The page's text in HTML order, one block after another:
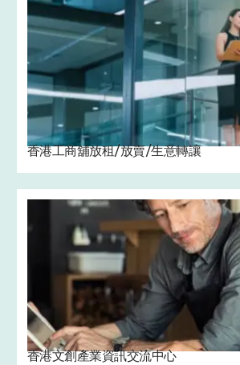
香港工商舖放租/放賣/生意轉讓
香港文創產業資訊交流中心